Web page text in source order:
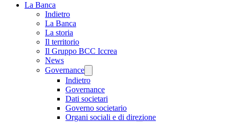
La Banca
Indietro
La Banca
La storia
Il territorio
Il Gruppo BCC Iccrea
News
Governance
Indietro
Governance
Dati societari
Governo societario
Organi sociali e di direzione